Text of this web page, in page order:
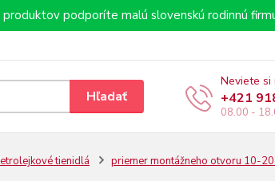
podporíte malú slovenskú rodinnú
Hľadať
Neviete si
+421
08.00 -
tienidlá priemer montážneho otvoru 10-